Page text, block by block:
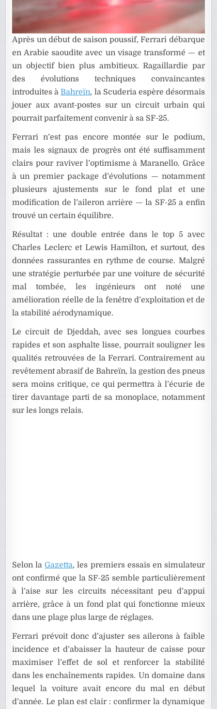
Après un début de saison poussif, Ferrari débarque
en Arabie saoudite avec un visage transformé — et
un objectif bien plus ambitieux. Ragaillardie par
des évolutions techniques convaincantes
introduites à Bahreïn, la Scuderia espère désormais
jouer aux avant-postes sur un circuit urbain qui
pourrait parfaitement convenir à sa SF-25.
Ferrari n’est pas encore montée sur le podium,
mais les signaux de progrès ont été suffisamment
clairs pour raviver l’optimisme à Maranello. Grâce
à un premier package d’évolutions — notamment
plusieurs ajustements sur le fond plat et une
modification de l’aileron arrière — la SF-25 a enfin
trouvé un certain équilibre.
Résultat : une double entrée dans le top 5 avec
Charles Leclerc et Lewis Hamilton, et surtout, des
données rassurantes en rythme de course. Malgré
une stratégie perturbée par une voiture de sécurité
mal tombée, les ingénieurs ont noté une
amélioration réelle de la fenêtre d’exploitation et de
la stabilité aérodynamique.
Le circuit de Djeddah, avec ses longues courbes
rapides et son asphalte lisse, pourrait souligner les
qualités retrouvées de la Ferrari. Contrairement au
revêtement abrasif de Bahreïn, la gestion des pneus
sera moins critique, ce qui permettra à l’écurie de
tirer davantage parti de sa monoplace, notamment
sur les longs relais.
Selon laGazetta, les premiers essais en simulateur
ont confirmé que la SF-25 semble particulièrement
à l’aise sur les circuits nécessitant peu d’appui
arrière, grâce à un fond plat qui fonctionne mieux
dans une plage plus large de réglages.
Ferrari prévoit donc d’ajuster ses ailerons à faible
incidence et d’abaisser la hauteur de caisse pour
maximiser l’effet de sol et renforcer la stabilité
dans les enchaînements rapides. Un domaine dans
lequel la voiture avait encore du mal en début
d’année. Le plan est clair : confirmer la dynamique